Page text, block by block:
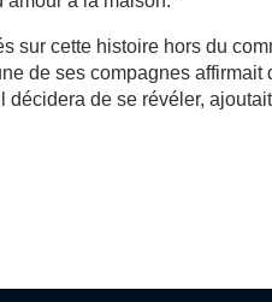
sur cette histoire hors du
de ses compagnes
de se révéler,